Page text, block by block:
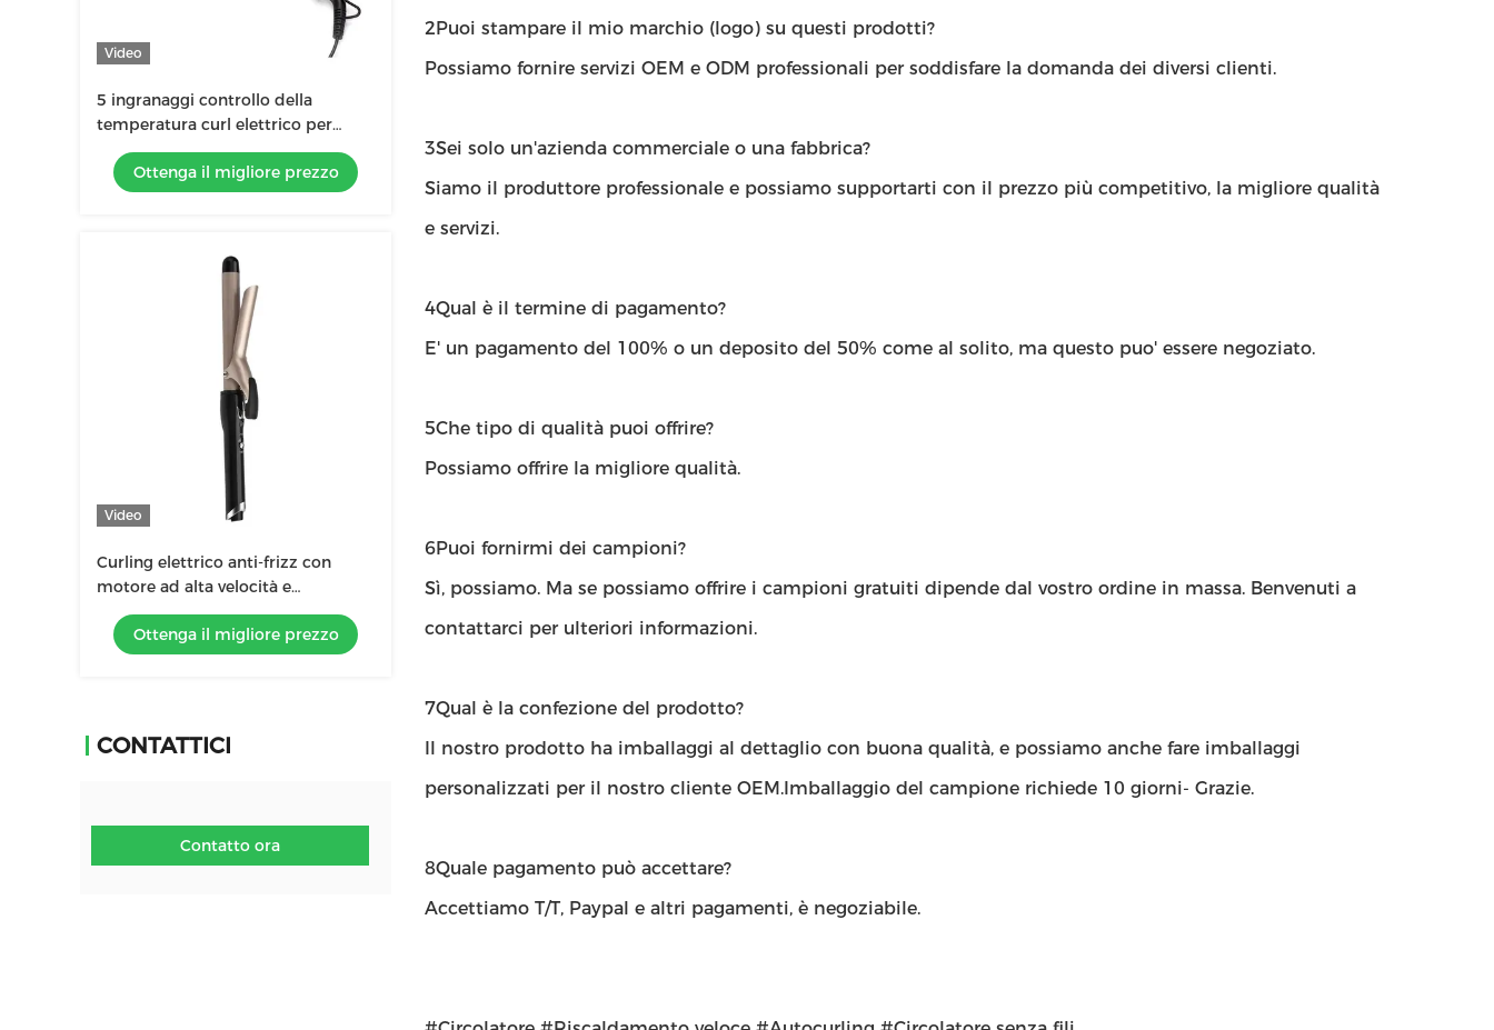
Video
5 ingranaggi controllo della
temperatura curl elettrico per
capelli per lo stile salone capelli
nutriti in pochissimo tempo
Ottenga il migliore prezzo
Video
Curling elettrico anti-frizz con
motore ad alta velocità e
tecnologia agli ioni negativi
Ottenga il migliore prezzo
CONTATTICI
Contatto ora
2Puoi stampare il mio marchio (logo) su questi prodotti?
Possiamo fornire servizi OEM e ODM professionali per soddisfare la domanda dei diversi clienti.
3Sei solo un'azienda commerciale o una fabbrica?
Siamo il produttore professionale e possiamo supportarti con il prezzo più competitivo, la migliore qualità
e servizi.
4Qual è il termine di pagamento?
E' un pagamento del 100% o un deposito del 50% come al solito, ma questo puo' essere negoziato.
5Che tipo di qualità puoi offrire?
Possiamo offrire la migliore qualità.
6Puoi fornirmi dei campioni?
Sì, possiamo. Ma se possiamo offrire i campioni gratuiti dipende dal vostro ordine in massa. Benvenuti a
contattarci per ulteriori informazioni.
7Qual è la confezione del prodotto?
Il nostro prodotto ha imballaggi al dettaglio con buona qualità, e possiamo anche fare imballaggi
personalizzati per il nostro cliente OEM.Imballaggio del campione richiede 10 giorni- Grazie.
8Quale pagamento può accettare?
Accettiamo T/T, Paypal e altri pagamenti, è negoziabile.